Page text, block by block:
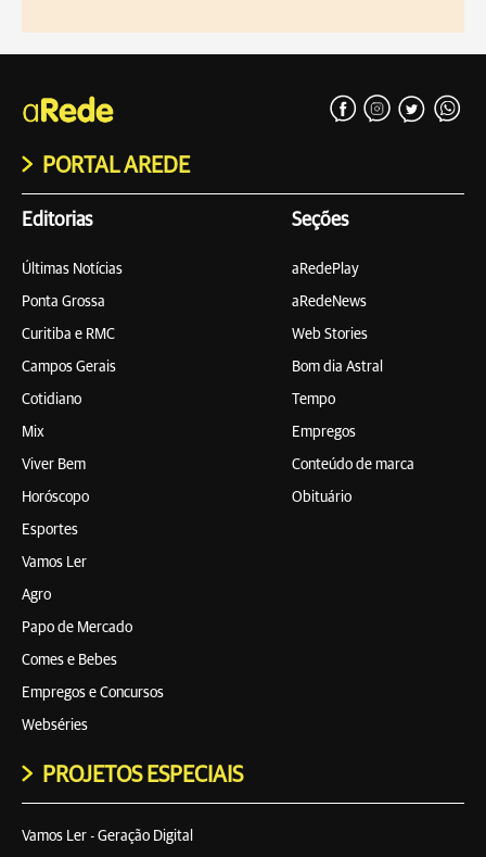
PORTAL AREDE
Editorias
Últimas Notícias
Ponta Grossa
Curitiba e RMC
Campos Gerais
Cotidiano
Mix
Viver Bem
Horóscopo
Esportes
Vamos Ler
Agro
Papo de Mercado
Comes e Bebes
Empregos e Concursos
Webséries
Seções
aRedePlay
aRedeNews
Web Stories
Bom dia Astral
Tempo
Empregos
Conteúdo de marca
Obituário
PROJETOS ESPECIAIS
Vamos Ler - Geração Digital